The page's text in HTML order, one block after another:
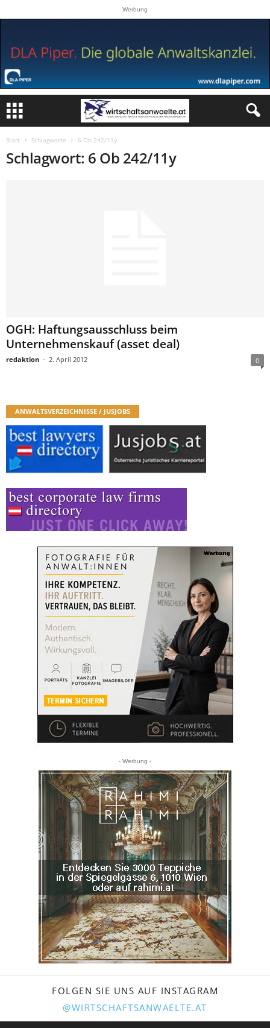
Werbung
Start Schlagworte 6 Ob 242/11y
Schlagwort: 6 Ob 242/11y
OGH: Haftungsausschluss beim
Unternehmenskauf (asset deal)
redaktion - 2. April 2012 0
ANWALTSVERZEICHNISSE / JUSJOBS
- Werbung -
FOLGEN SIE UNS AUF INSTAGRAM
@WIRTSCHAFTSANWAELTE.AT